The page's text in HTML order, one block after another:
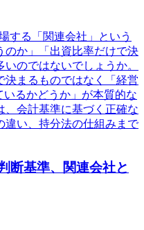
する「関連会社」という
のか」「出資比率だけで決
のではないでしょうか。
決まるものではなく「経営
いるかどうか」が本質的な
、会計基準に基づく正確な
違い、持分法の仕組みまで
断基準、関連会社と